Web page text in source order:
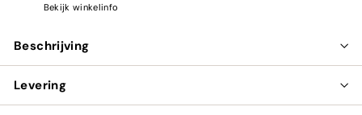
Bekijk winkelinfo
Beschrijving
Levering